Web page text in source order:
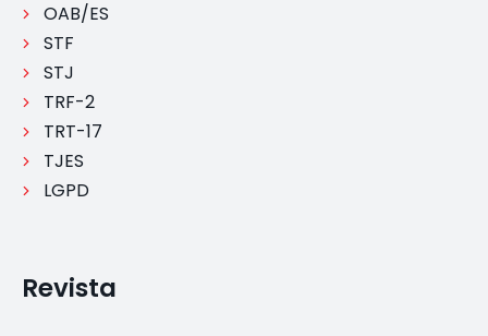
OAB/ES
STF
STJ
TRF-2
TRT-17
TJES
LGPD
Revista